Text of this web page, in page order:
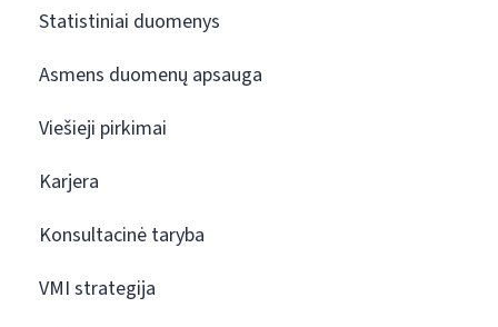
Statistiniai duomenys
Asmens duomenų apsauga
Viešieji pirkimai
Karjera
Konsultacinė taryba
VMI strategija